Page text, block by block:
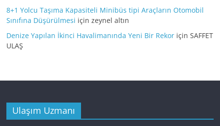
8+1 Yolcu Taşıma Kapasiteli Minibüs tipi Araçların Otomobil
Sınıfına Düşürülmesi içinzeynel altın
Denize Yapılan İkinci Havalimanında Yeni Bir Rekor içinSAFFET
ULAŞ
Ulaşım Uzmanı